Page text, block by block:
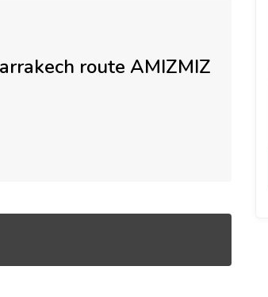
route AMIZMIZ